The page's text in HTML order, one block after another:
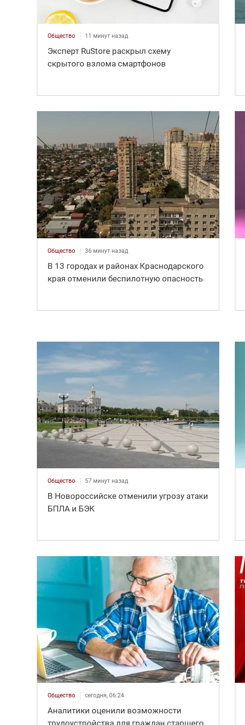
Общество 11 минут назад
Эксперт RuStore раскрыл схему
скрытого взлома смартфонов
Общество 36 минут назад
В 13 городах и районах Краснодарского
края отменили беспилотную опасность
Общество 57 минут назад
В Новороссийске отменили угрозу атаки
БПЛА и БЭК
Общество сегодня, 06:24
Аналитики оценили возможности